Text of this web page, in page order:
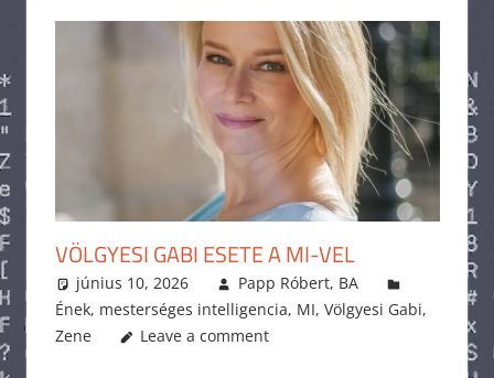
VÖLGYESI GABI ESETE A MI-VEL
június 10, 2026
Papp Róbert, BA
Ének, mesterséges intelligencia, MI, Völgyesi Gabi,
Zene
Leave a comment